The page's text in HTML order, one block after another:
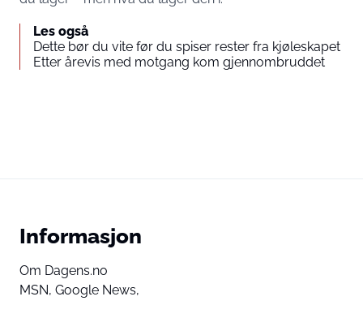
Les også
Dette bør du vite før du spiser rester fra kjøleskapet
Etter årevis med motgang kom gjennombruddet
Informasjon
Om Dagens.no
MSN, Google News,